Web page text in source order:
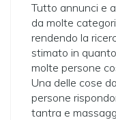
Tutto annunci e
da molte
rendendo la
stimato in
molte persone
Una delle cose
persone
tantra e